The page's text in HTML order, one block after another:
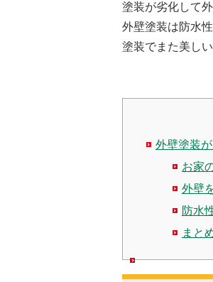
塗装が劣化して
外壁塗装は防水
塗装でまた美し
外壁塗装
お家
外壁
防水
まと